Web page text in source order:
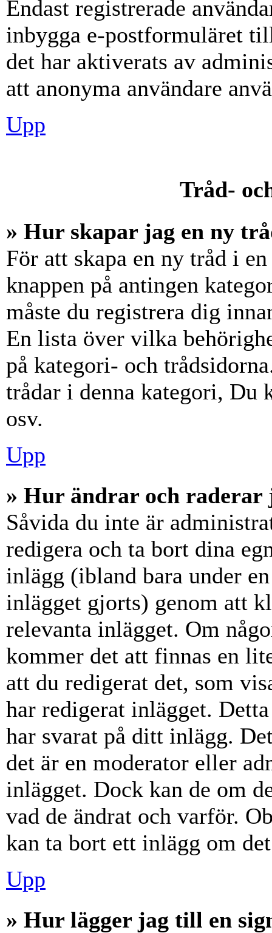
Endast registrerade
inbygga e-postformuläret
det har aktiverats av
att anonyma användare
Upp
Tråd-
» Hur skapar jag en ny
För att skapa en ny tråd i
knappen på antingen
måste du registrera dig
En lista över vilka
på kategori- och
trådar i denna kategori, Du
osv.
Upp
» Hur ändrar och raderar
Såvida du inte är
redigera och ta bort dina
inlägg (ibland bara under
inlägget gjorts) genom att
relevanta inlägget. Om
kommer det att finnas en
att du redigerat det, som
har redigerat inlägget.
har svarat på ditt inlägg.
det är en moderator eller
inlägget. Dock kan de om
vad de ändrat och varför.
kan ta bort ett inlägg om
Upp
» Hur lägger jag till en